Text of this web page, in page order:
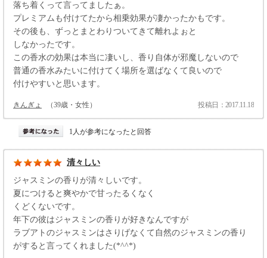
落ち着くって言ってましたぁ。
プレミアムも付けてたから相乗効果が凄かったかもです。
その後も、ずっとまとわりついてきて離れよぉと
しなかったです。
この香水の効果は本当に凄いし、香り自体が邪魔しないので
普通の香水みたいに付けてく場所を選ばなくて良いので
付けやすいと思います。
きんぎょ （39歳・女性） 投稿日：2017.11.18
1人が参考になったと回答
清々しい
ジャスミンの香りが清々しいです。
夏につけると爽やかで甘ったるくなく
くどくないです。
年下の彼はジャスミンの香りが好きなんですが
ラブアトのジャスミンはさりげなくて自然のジャスミンの香り
がすると言ってくれました(*^^*)